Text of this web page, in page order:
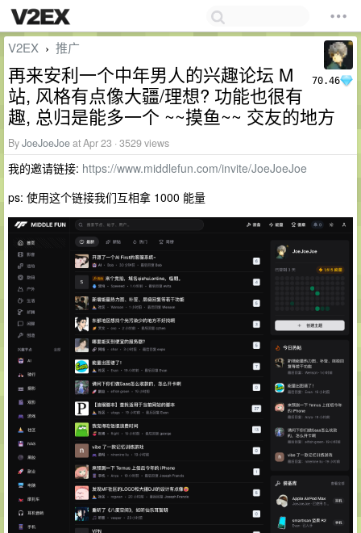
70.46
V2EX › 推广
再来安利一个中年男人的兴趣论坛 M
站, 风格有点像大疆/理想? 功能也很有
趣, 总归是能多一个 ~~摸鱼~~ 交友的地方
ByJoeJoeJoeat Apr 23 · 3529 views
我的邀请链接: https://www.middlefun.com/invite/JoeJoeJoe
ps: 使用这个链接我们互相拿 1000 能量